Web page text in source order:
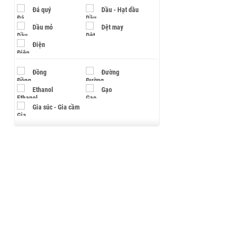
Đá quý Dầu - Hạt dầu
Dầu mỏ Dệt may
Điện
Đồng Đường
Ethanol Gạo
Gia súc - Gia cầm